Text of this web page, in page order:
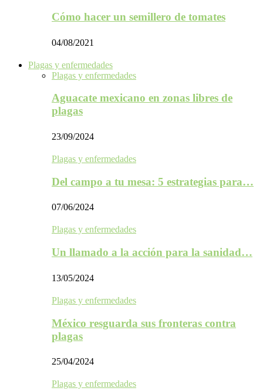
Cómo hacer un semillero de tomates
04/08/2021
Plagas y enfermedades
Plagas y enfermedades
Aguacate mexicano en zonas libres de
plagas
23/09/2024
Plagas y enfermedades
Del campo a tu mesa: 5 estrategias para…
07/06/2024
Plagas y enfermedades
Un llamado a la acción para la sanidad…
13/05/2024
Plagas y enfermedades
México resguarda sus fronteras contra
plagas
25/04/2024
Plagas y enfermedades